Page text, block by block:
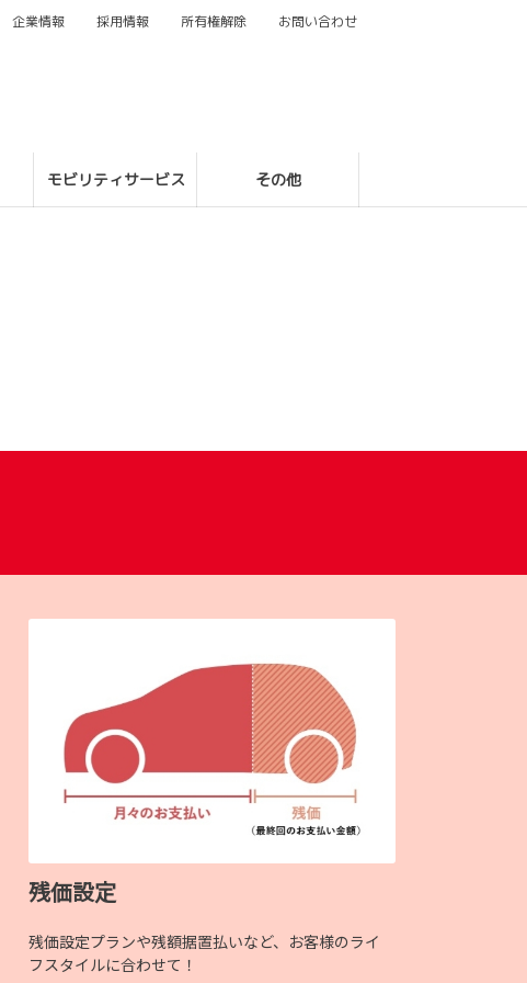
モビリティサービス その他
企業情報 採用情報 所有権解除 お問い合わせ
残価設定
残価設定プランや残額据置払いなど、お客様のライ
フスタイルに合わせて！